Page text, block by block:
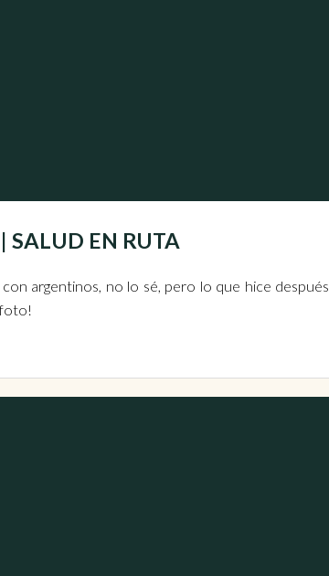
EN RUTA
argentinos, no lo sé, pero lo que hice después